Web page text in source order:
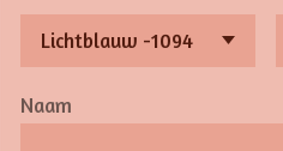
Naam